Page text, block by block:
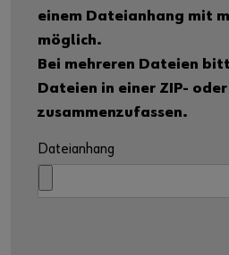
einem Dateianhang mit
möglich.
Bei mehreren Dateien
Dateien in einer ZIP-
zusammenzufassen.
Dateianhang